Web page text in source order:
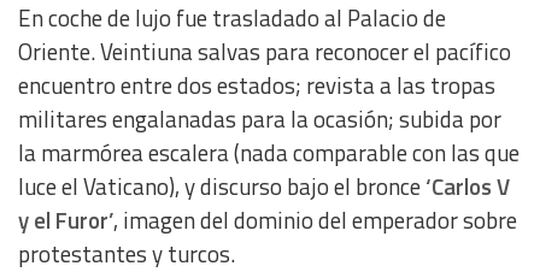
En coche de lujo fue trasladado al Palacio de
Oriente. Veintiuna salvas para reconocer el pacífico
encuentro entre dos estados; revista a las tropas
militares engalanadas para la ocasión; subida por
la marmórea escalera (nada comparable con las que
luce el Vaticano), y discurso bajo el bronce‘Carlos V
y el Furor’, imagen del dominio del emperador sobre
protestantes y turcos.